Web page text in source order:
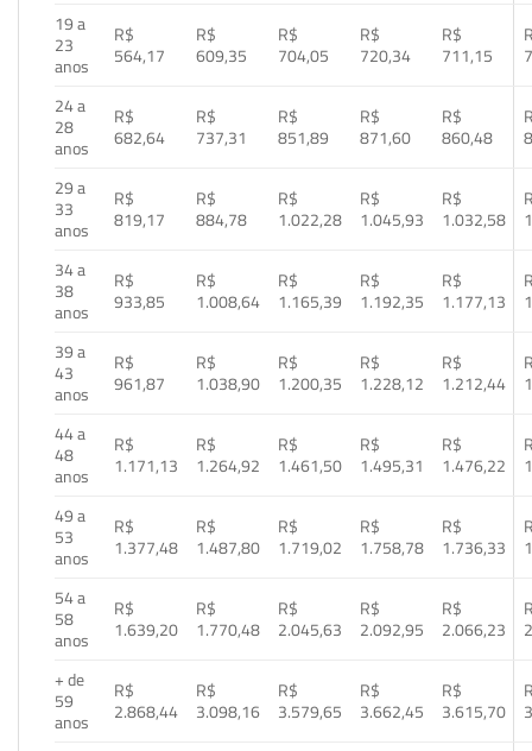
19 a
23
anos
R$
564,17
R$
609,35
R$
704,05
R$
720,34
R$
711,15
24 a
28
anos
R$
682,64
R$
737,31
R$
851,89
R$
871,60
R$
860,48
29 a
33
anos
R$
819,17
R$
884,78
R$
1.022,28
R$
1.045,93
R$
1.032,58
34 a
38
anos
R$
933,85
R$
1.008,64
R$
1.165,39
R$
1.192,35
R$
1.177,13
39 a
43
anos
R$
961,87
R$
1.038,90
R$
1.200,35
R$
1.228,12
R$
1.212,44
44 a
48
anos
R$
1.171,13
R$
1.264,92
R$
1.461,50
R$
1.495,31
R$
1.476,22
49 a
53
anos
R$
1.377,48
R$
1.487,80
R$
1.719,02
R$
1.758,78
R$
1.736,33
54 a
58
anos
R$
1.639,20
R$
1.770,48
R$
2.045,63
R$
2.092,95
R$
2.066,23
+ de
59
anos
R$
2.868,44
R$
3.098,16
R$
3.579,65
R$
3.662,45
R$
3.615,70